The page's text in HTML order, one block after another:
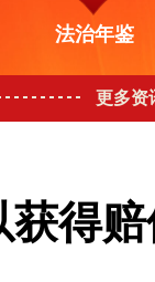
法治年鉴
更多资
得